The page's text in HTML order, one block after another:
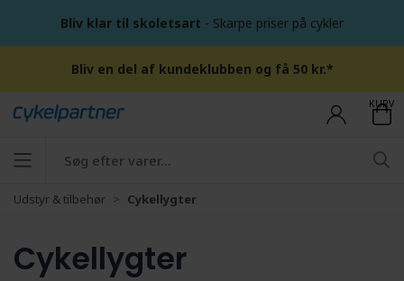
Bliv klar til skoletsart - Skarpe priser på cykler
Bliv en del af kundeklubben og få 50 kr.*
KURV
Udstyr & tilbehør Cykellygter
Cykellygter